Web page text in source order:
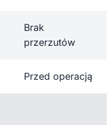
Brak
przerzutów
Przed operacją